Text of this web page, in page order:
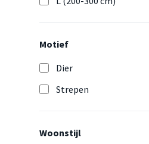
Motief
Dier
Strepen
Woonstijl